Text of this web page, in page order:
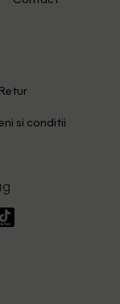
si conditii